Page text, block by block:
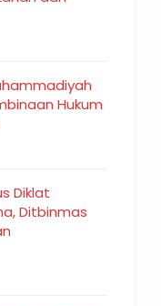
Hukum
Diklat
Ditbinmas